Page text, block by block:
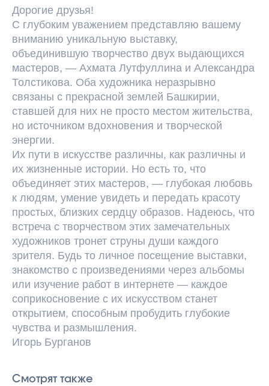
Дорогие друзья!
С глубоким уважением представляю вашему
вниманию уникальную выставку,
объединившую творчество двух выдающихся
мастеров, — Ахмата Лутфуллина и Александра
Толстикова. Оба художника неразрывно
связаны с прекрасной землей Башкирии,
ставшей для них не просто местом жительства,
но источником вдохновения и творческой
энергии.
Их пути в искусстве различны, как различны и
их жизненные истории. Но есть то, что
объединяет этих мастеров, — глубокая любовь
к людям, умение увидеть и передать красоту
простых, близких сердцу образов. Надеюсь, что
встреча с творчеством этих замечательных
художников тронет струны души каждого
зрителя. Будь то личное посещение выставки,
знакомство с произведениями через альбомы
или изучение работ в интернете — каждое
соприкосновение с их искусством станет
открытием, способным пробудить глубокие
чувства и размышления.
Игорь Бурганов
Смотрят такжеАкадемия